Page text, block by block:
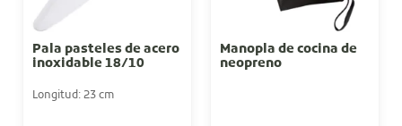
Pala pasteles de acero
inoxidable 18/10
Longitud: 23 cm
Manopla de cocina de
neopreno